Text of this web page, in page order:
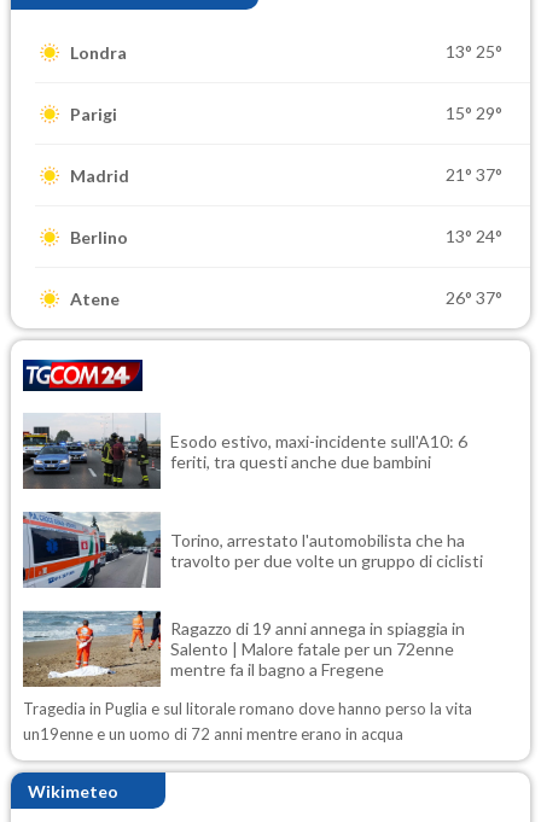
Londra 13° 25°
Parigi 15° 29°
Madrid 21° 37°
Berlino 13° 24°
Atene 26° 37°
Esodo estivo, maxi-incidente sull'A10: 6
feriti, tra questi anche due bambini
Torino, arrestato l'automobilista che ha
travolto per due volte un gruppo di ciclisti
Ragazzo di 19 anni annega in spiaggia in
Salento | Malore fatale per un 72enne
mentre fa il bagno a Fregene
Tragedia in Puglia e sul litorale romano dove hanno perso la vita
un19enne e un uomo di 72 anni mentre erano in acqua
Wikimeteo